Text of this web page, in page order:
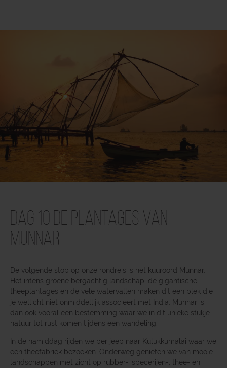
Dag 10 De plantages van
Munnar
De volgende stop op onze rondreis is het kuuroord Munnar.
Het intens groene bergachtig landschap, de gigantische
theeplantages en de vele watervallen maken dit een plek die
je wellicht niet onmiddellijk associeert met India. Munnar is
dan ook vooral een bestemming waar we in dit unieke stukje
natuur tot rust komen tijdens een wandeling.
In de namiddag rijden we per jeep naar Kulukkumalai waar we
een theefabriek bezoeken. Onderweg genieten we van mooie
landschappen met zicht op rubber-, specerijen-, thee- en